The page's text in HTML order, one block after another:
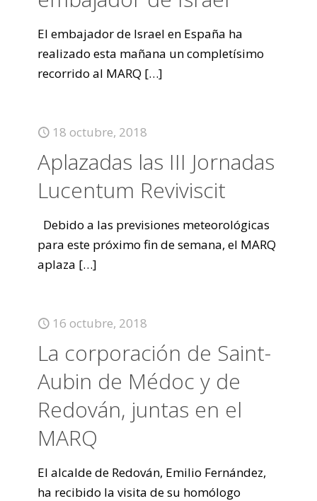
El embajador de Israel en España ha
realizado esta mañana un completísimo
recorrido al MARQ […]
18 octubre, 2018
Aplazadas las III Jornadas
Lucentum Reviviscit
Debido a las previsiones meteorológicas
para este próximo fin de semana, el MARQ
aplaza […]
16 octubre, 2018
La corporación de Saint-
Aubin de Médoc y de
Redován, juntas en el
MARQ
El alcalde de Redován, Emilio Fernández,
ha recibido la visita de su homólogo